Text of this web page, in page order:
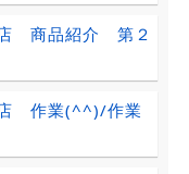
店 商品紹介 第２
店 作業(^^)/作業